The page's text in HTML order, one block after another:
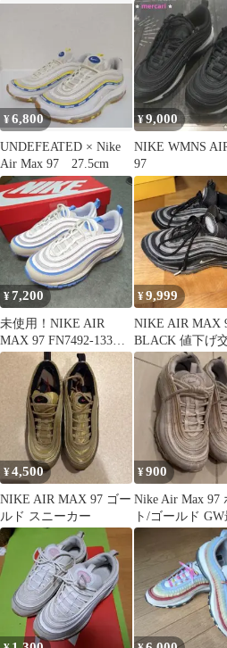
¥6,800
UNDEFEATED × Nike
Air Max 97 27.5cm
¥9,000
NIKE WMNS
97
¥7,200
未使用！NIKE AIR
MAX 97 FN7492-133
23cm 水色
¥9,999
NIKE AIR MAX
BLACK 値下げ交
り
¥4,500
NIKE AIR MAX 97 ゴー
ルド スニーカー
¥900
Nike Air Max 97
ト/ゴールド GW